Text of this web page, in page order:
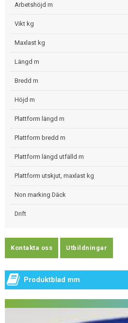
Arbetshöjd m
Vikt kg
Maxlast kg
Längd m
Bredd m
Höjd m
Plattform längd m
Plattform bredd m
Plattform längd utfälld m
Plattform utskjut, maxlast kg
Non marking Däck
Drift
Kontakta oss Utbildningar
Produktblad mm